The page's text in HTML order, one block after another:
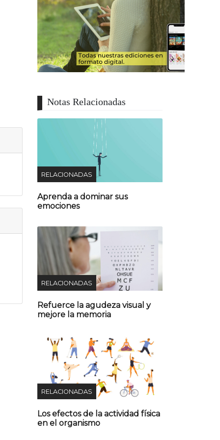
Notas Relacionadas
RELACIONADAS
Aprenda a dominar sus
emociones
RELACIONADAS
Refuerce la agudeza visual y
mejore la memoria
RELACIONADAS
Los efectos de la actividad física
en el organismo